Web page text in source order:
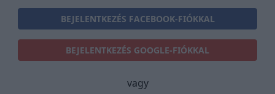
BEJELENTKEZÉS FACEBOOK-FIÓKKAL
BEJELENTKEZÉS GOOGLE-FIÓKKAL
vagy